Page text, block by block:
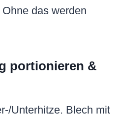
das werden
portionieren &
Unterhitze. Blech mit